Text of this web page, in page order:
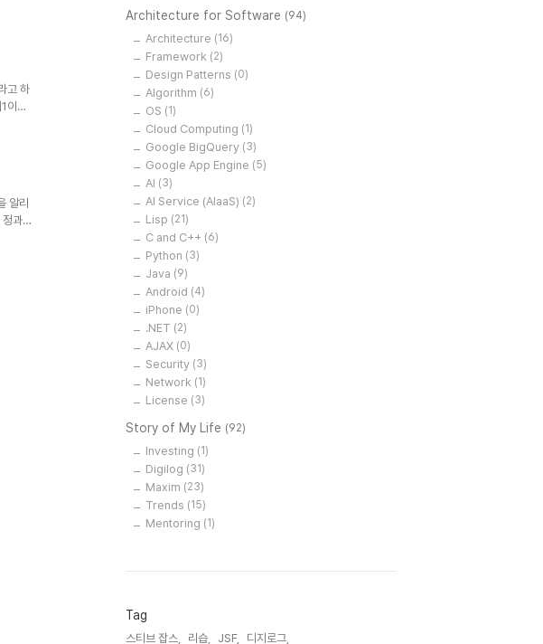
대통
고 하
이니
크스
알리
과는
Architecture for Software (94)
Architecture (16)
Framework (2)
Design Patterns (0)
Algorithm (6)
OS (1)
Cloud Computing (1)
Google BigQuery (3)
Google App Engine (5)
AI (3)
AI Service (AIaaS) (2)
Lisp (21)
C and C++ (6)
Python (3)
Java (9)
Android (4)
iPhone (0)
.NET (2)
AJAX (0)
Security (3)
Network (1)
License (3)
Story of My Life (92)
Investing (1)
Digilog (31)
Maxim (23)
Trends (15)
Mentoring (1)
Tag
스티브 잡스, 리습, JSF,
디지로그,